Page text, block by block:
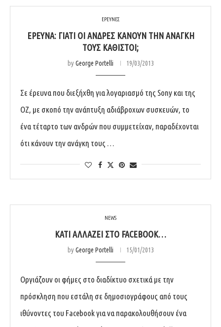
ΕΡΕΥΝΕΣ
ΕΡΕΥΝΑ: ΓΙΑΤΊ ΟΙ ΆΝΔΡΕΣ ΚΆΝΟΥΝ ΤΗΝ ΑΝΆΓΚΗ
ΤΟΥΣ ΚΑΘΙΣΤΟΊ;
byGeorge Portelli 19/03/2013
Σε έρευνα που διεξήχθη για λογαριασμό της Sony και της
OZ, με σκοπό την ανάπτυξη αδιάβροχων συσκευών, το
ένα τέταρτο των ανδρών που συμμετείχαν, παραδέχονται
ότι κάνουν την ανάγκη τους …
NEWS
ΚΆΤΙ ΑΛΛΆΖΕΙ ΣΤΟ FACEBOOK…
byGeorge Portelli 15/01/2013
Οργιάζουν οι φήμες στο διαδίκτυο σχετικά με την
πρόσκληση που εστάλη σε δημοσιογράφους από τους
ιθύνοντες του Facebook για να παρακολουθήσουν ένα